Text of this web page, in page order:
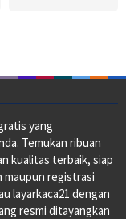
yang
Temukan ribuan
kualitas terbaik, siap
maupun registrasi
layarkaca21 dengan
resmi ditayangkan